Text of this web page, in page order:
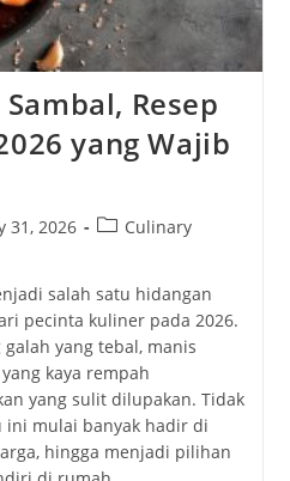
Resep
yang Wajib
31, 2026
PostCulinary
salah satu hidangan
pecinta kuliner pada 2026.
yang tebal, manis
kaya rempah
yang sulit dilupakan. Tidak
ini mulai banyak hadir di
hingga menjadi pilihan